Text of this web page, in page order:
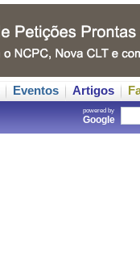
Eventos Artigos
powered by
Google